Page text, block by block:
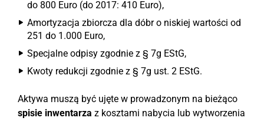
do 800 Euro (do 2017: 410 Euro),
Amortyzacja zbiorcza dla dóbr o niskiej wartości od
251 do 1.000 Euro,
Specjalne odpisy zgodnie z § 7g EStG,
Kwoty redukcji zgodnie z § 7g ust. 2 EStG.
Aktywa muszą być ujęte w prowadzonym na bieżąco
spisie inwentarza z kosztami nabycia lub wytworzenia